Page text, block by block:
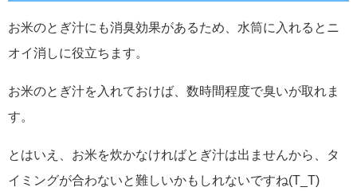
お米のとぎ汁にも消臭効果があるため、水筒に入れるとニ
オイ消しに役立ちます。
お米のとぎ汁を入れておけば、数時間程度で臭いが取れま
す。
とはいえ、お米を炊かなければとぎ汁は出ませんから、タ
イミングが合わないと難しいかもしれないですね(T_T)